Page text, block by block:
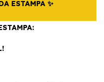
ESTAMPA ✨